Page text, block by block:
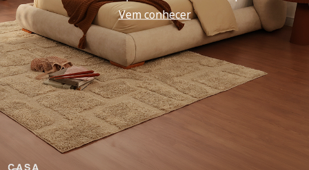
Vem conhecer